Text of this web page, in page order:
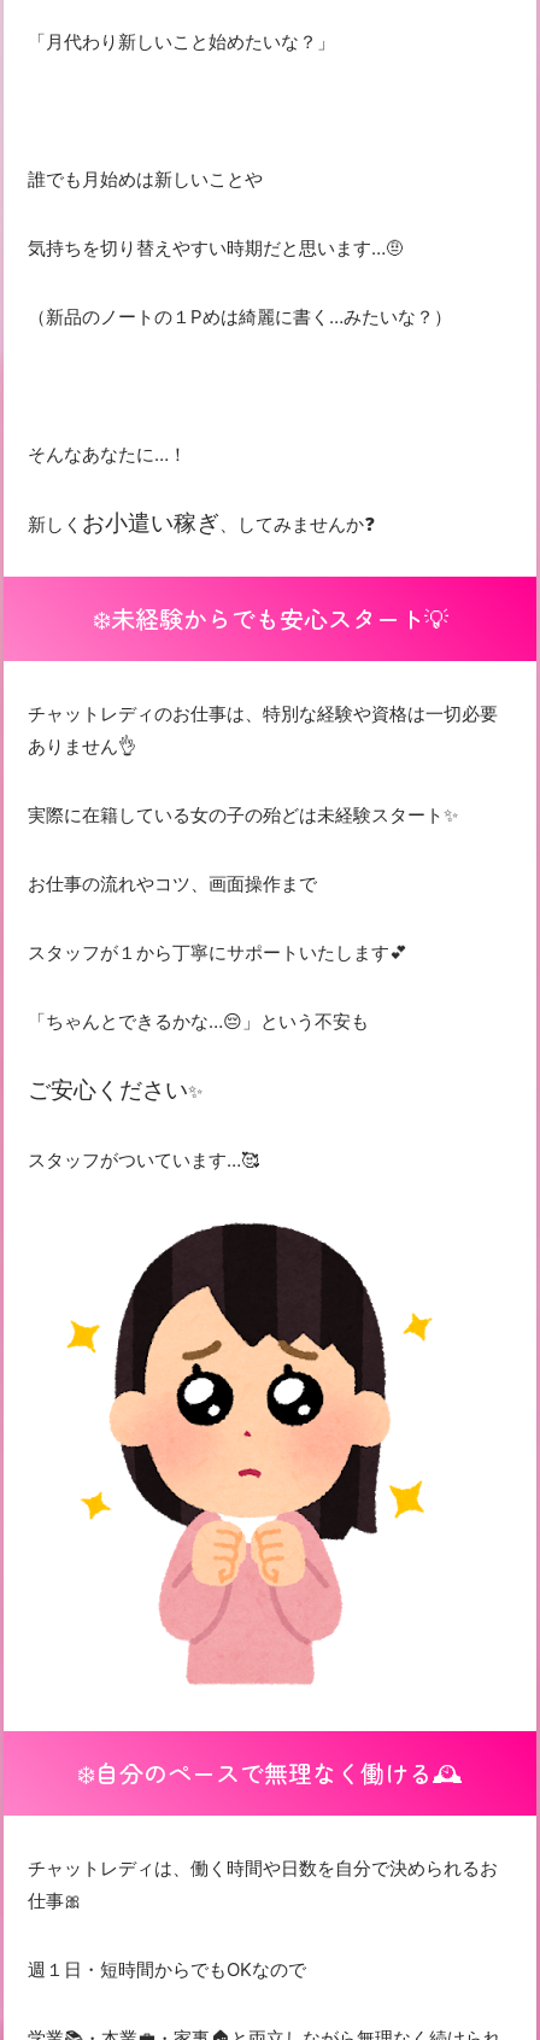
「月代わり新しいこと始めたいな？」
誰でも月始めは新しいことや
気持ちを切り替えやすい時期だと思います…🤨
（新品のノートの１Pめは綺麗に書く…みたいな？）
そんなあなたに…！
新しく お小遣い稼ぎ 、してみませんか❓
❄️未経験からでも安心スタート💡
チャットレディのお仕事は、特別な経験や資格は一切必要
ありません👌
実際に在籍している女の子の殆どは未経験スタート✨
お仕事の流れやコツ、画面操作まで
スタッフが１から丁寧にサポートいたします💕
「ちゃんとできるかな…😔」という不安も
ご安心ください✨
スタッフがついています…🥰
❄️自分のペースで無理なく働ける🕰️
チャットレディは、働く時間や日数を自分で決められるお
仕事🎀
週１日・短時間からでもOKなので